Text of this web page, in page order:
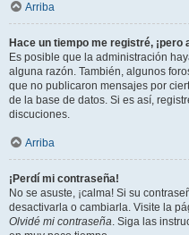
Arriba
Hace un tiempo me registré,
Es posible que la administración
alguna razón. También, algunos
que no publicaron mensajes por
de la base de datos. Si es así,
discuciones.
Arriba
¡Perdí mi contraseña!
No se asuste, ¡calma! Si su
desactivarla o cambiarla. Visite la
Olvidé mi contraseña. Siga las